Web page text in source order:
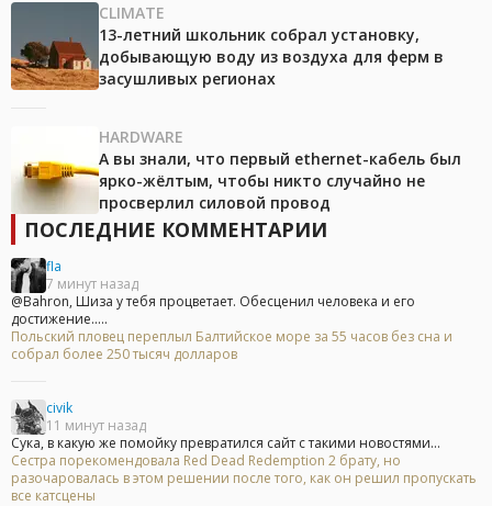
CLIMATE
13-летний школьник собрал установку,
добывающую воду из воздуха для ферм в
засушливых регионах
HARDWARE
А вы знали, что первый ethernet-кабель был
ярко-жёлтым, чтобы никто случайно не
просверлил силовой провод
ПОСЛЕДНИЕ КОММЕНТАРИИ
fla
7 минут назад
@Bahron, Шиза у тебя процветает. Обесценил человека и его
достижение.....
Польский пловец переплыл Балтийское море за 55 часов без сна и
собрал более 250 тысяч долларов
civik
11 минут назад
Сука, в какую же помойку превратился сайт с такими новостями...
Сестра порекомендовала Red Dead Redemption 2 брату, но
разочаровалась в этом решении после того, как он решил пропускать
все катсцены